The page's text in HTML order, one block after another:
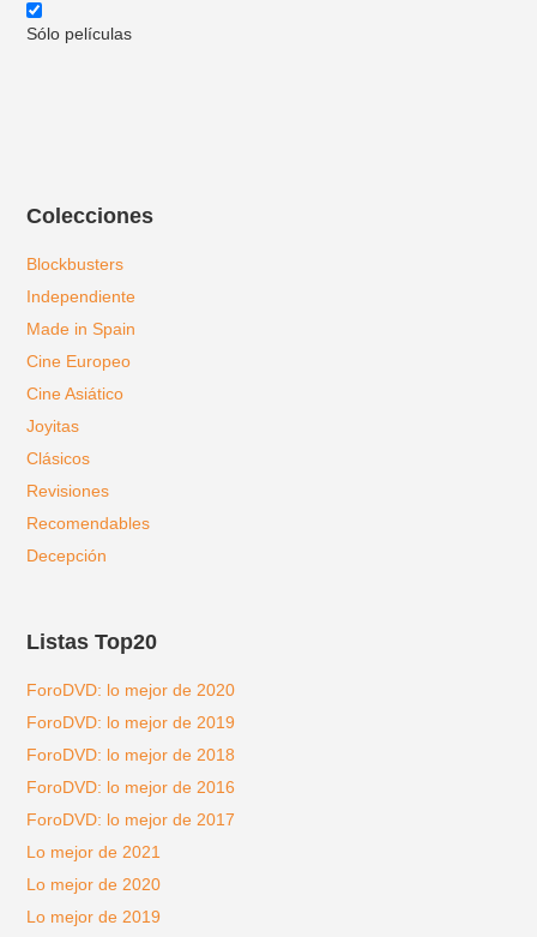
Sólo películas
Colecciones
Blockbusters
Independiente
Made in Spain
Cine Europeo
Cine Asiático
Joyitas
Clásicos
Revisiones
Recomendables
Decepción
Listas Top20
ForoDVD: lo mejor de 2020
ForoDVD: lo mejor de 2019
ForoDVD: lo mejor de 2018
ForoDVD: lo mejor de 2016
ForoDVD: lo mejor de 2017
Lo mejor de 2021
Lo mejor de 2020
Lo mejor de 2019